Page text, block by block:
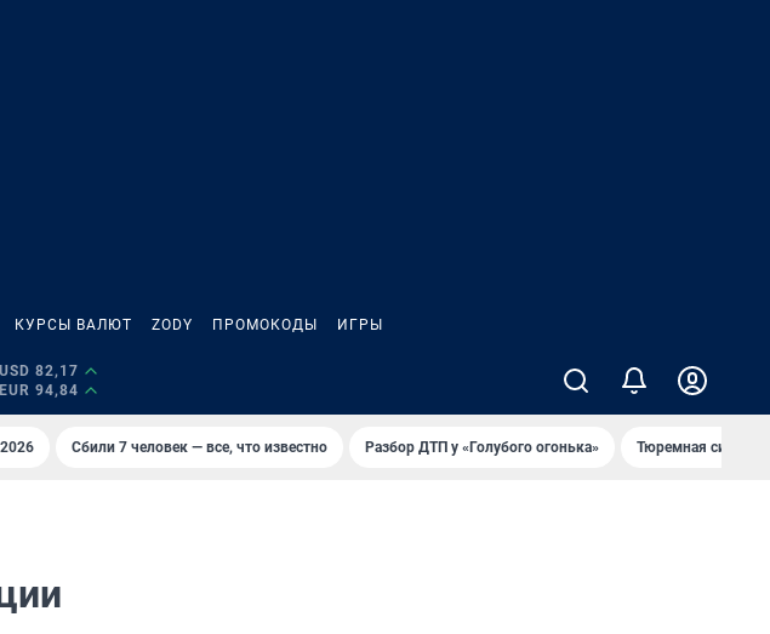
КУРСЫ ВАЛЮТ ZODY ПРОМОКОДЫ ИГРЫ
USD 82,17
EUR 94,84
Сбили 7 человек — все, что известно Разбор ДТП у «Голубого огонька» Тюремная